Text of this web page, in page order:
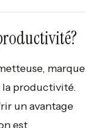
marque
la productivité.
un avantage
est